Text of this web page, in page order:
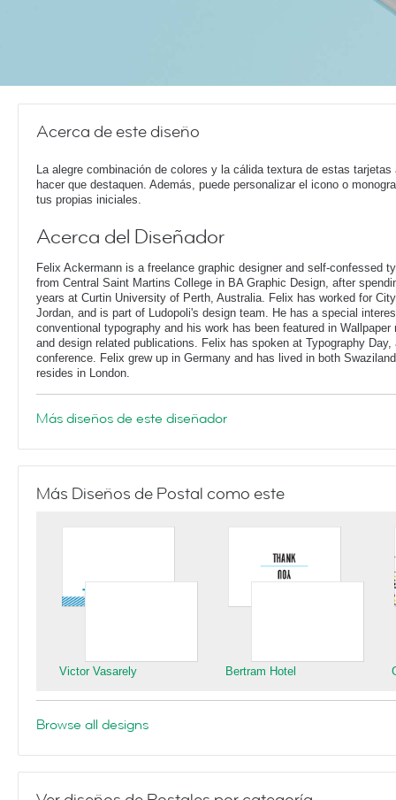
Acerca de este diseño
La alegre combinación de colores y la cálida textura de estas tarjetas
hacer que destaquen. Además, puede personalizar el icono o
tus propias iniciales.
Acerca del Diseñador
Felix Ackermann is a freelance graphic designer and self-confessed
from Central Saint Martins College in BA Graphic Design, after
years at Curtin University of Perth, Australia. Felix has worked for
Jordan, and is part of Ludopoli's design team. He has a special
conventional typography and his work has been featured in
and design related publications. Felix has spoken at Typography
conference. Felix grew up in Germany and has lived in both
resides in London.
Más diseños de este diseñador
Más Diseños de Postal como este
Victor Vasarely Bertram Hotel
Browse all designs